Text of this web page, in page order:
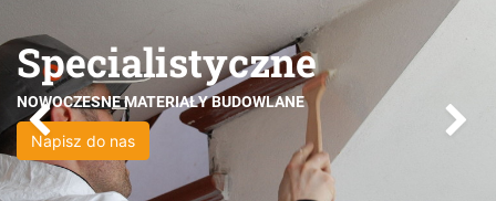
Specialistyczne
NOWOCZESNE MATERIAŁY BUDOWLANE
Napisz do nas
Previous